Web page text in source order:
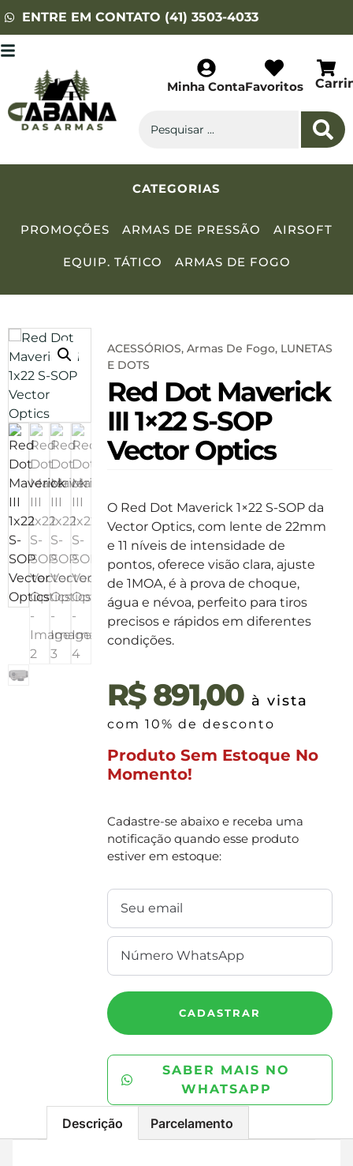
ENTRE EM CONTATO (41) 3503-4033
Minha ContaFavoritos
CATEGORIAS
PROMOÇÕES ARMAS DE PRESSÃO AIRSOFT
EQUIP. TÁTICO ARMAS DE FOGO
ACESSÓRIOS,Armas De Fogo, LUNETAS
E DOTS
Red Dot Maverick
III 1×22 S-SOP
Vector Optics
O Red Dot Maverick 1×22 S-SOP da
Vector Optics, com lente de 22mm
e 11 níveis de intensidade de
pontos, oferece visão clara, ajuste
de 1MOA, é à prova de choque,
água e névoa, perfeito para tiros
precisos e rápidos em diferentes
condições.
R$891,00 à vista
com 10% de desconto
Produto Sem Estoque No
Momento!
Cadastre-se abaixo e receba uma
notificação quando esse produto
estiver em estoque:
CADASTRAR
SABER MAIS NO
WHATSAPP
Descrição Parcelamento